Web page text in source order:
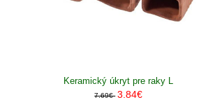
Keramický úkryt pre raky L
7.69€ 3.84€